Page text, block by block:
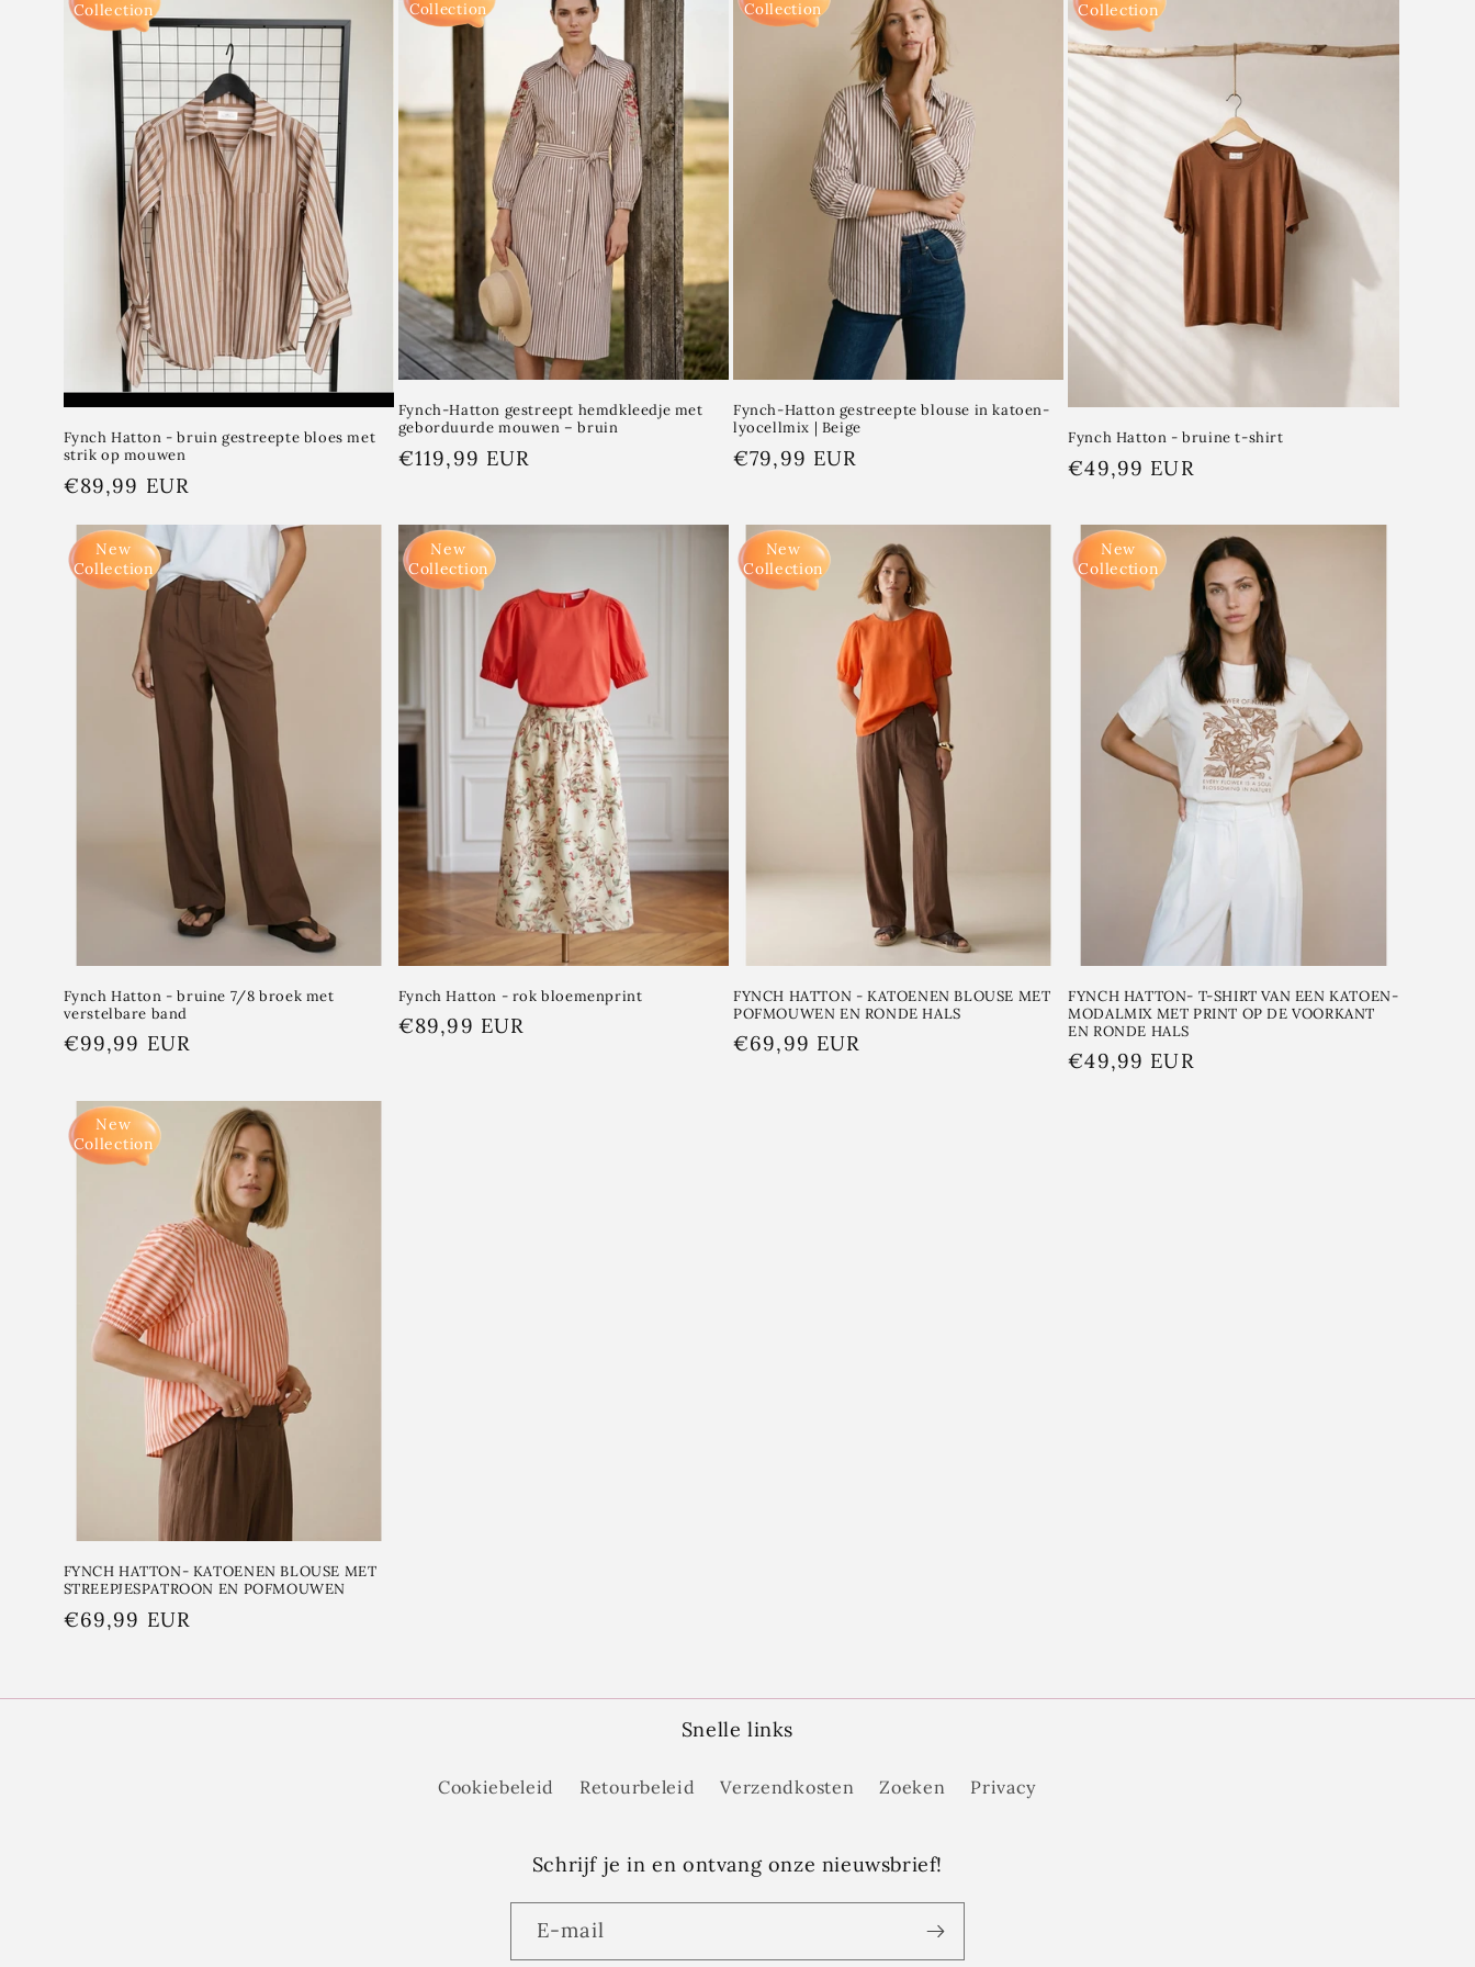
e
Collection
Fynch Hatton - bruin gestreepte bloes met
strik op mouwen
Normale
€89,99 EUR
Collection
Fynch-Hatton gestreept hemdkleedje met
geborduurde mouwen – bruin
Normale
€119,99 EUR
Collection
Fynch-Hatton gestreepte blouse in katoen-
lyocellmix | Beige
Normale
€79,99 EUR
Collection
Fynch Hatton - bruine t-shirt
Normale
€49,99 EUR
New
Collection
Fynch Hatton - bruine 7/8 broek met
verstelbare band
Normale
€99,99 EUR
New
Collection
Fynch Hatton - rok bloemenprint
Normale
€89,99 EUR
New
Collection
FYNCH HATTON - KATOENEN BLOUSE MET
POFMOUWEN EN RONDE HALS
Normale
€69,99 EUR
New
Collection
FYNCH HATTON- T-SHIRT VAN EEN KATOEN-
MODALMIX MET PRINT OP DE VOORKANT
EN RONDE HALS
Normale
€49,99 EUR
New
Collection
FYNCH HATTON- KATOENEN BLOUSE MET
STREEPJESPATROON EN POFMOUWEN
Normale
€69,99 EUR
Snelle links
Cookiebeleid Retourbeleid Verzendkosten Zoeken Privacy
Schrijf je in en ontvang onze nieuwsbrief!
E‑mail